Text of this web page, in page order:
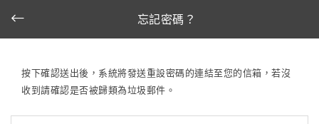
忘記密碼？
按下確認送出後，系統將發送重設密碼的連結至您的信箱，若沒
收到請確認是否被歸類為垃圾郵件。